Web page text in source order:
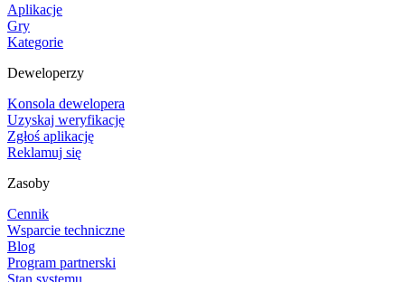
Aplikacje
Gry
Kategorie
Deweloperzy
Konsola dewelopera
Uzyskaj weryfikację
Zgłoś aplikację
Reklamuj się
Zasoby
Cennik
Wsparcie techniczne
Blog
Program partnerski
Stan systemu